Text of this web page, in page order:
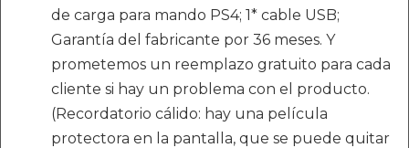
de carga para mando PS4; 1* cable USB;
Garantía del fabricante por 36 meses. Y
prometemos un reemplazo gratuito para cada
cliente si hay un problema con el producto.
(Recordatorio cálido: hay una película
protectora en la pantalla, que se puede quitar